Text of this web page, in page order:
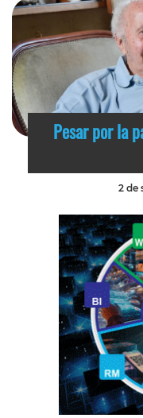
Pesar por la
2 de